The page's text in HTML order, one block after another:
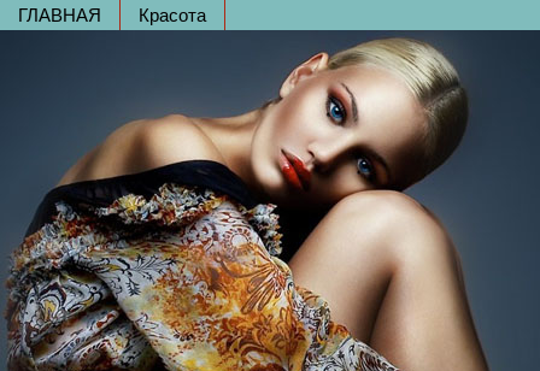
ГЛАВНАЯ Красота